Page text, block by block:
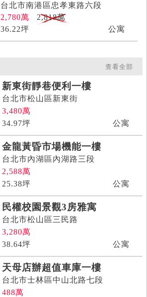
台北市南港區忠孝東路六段
2,780萬
2,818萬
36.22坪 公寓
查看全部
新東街靜巷便利一樓
台北市松山區新東街
3,480萬
34.97坪 公寓
金龍黃昏市場機能一樓
台北市內湖區內湖路三段
2,588萬
25.38坪 公寓
民權校園景觀3房雅寓
台北市松山區三民路
3,280萬
38.64坪 公寓
天母店辦超值車庫一樓
台北市士林區中山北路七段
488萬